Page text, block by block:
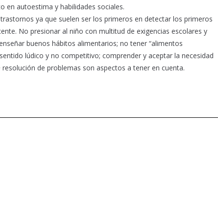
en autoestima y habilidades sociales.
ya que suelen ser los primeros en detectar los primeros
No presionar al niño con multitud de exigencias escolares y
buenos hábitos alimentarios; no tener “alimentos
lúdico y no competitivo; comprender y aceptar la necesidad
de problemas son aspectos a tener en cuenta.